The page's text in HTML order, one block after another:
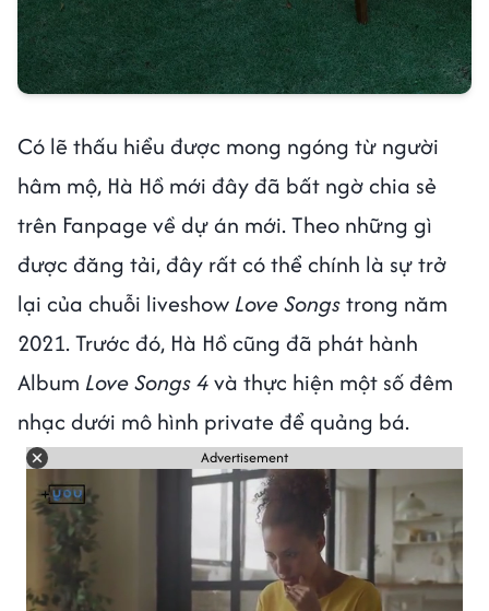
Có lẽ thấu hiểu được mong ngóng từ người
hâm mộ, Hà Hồ mới đây đã bất ngờ chia sẻ
trên Fanpage về dự án mới. Theo những gì
được đăng tải, đây rất có thể chính là sự trở
lại của chuỗi liveshow Love Songstrong năm
2021. Trước đó, Hà Hồ cũng đã phát hành
Album Love Songs 4và thực hiện một số đêm
nhạc dưới mô hình private để quảng bá.
Advertisement